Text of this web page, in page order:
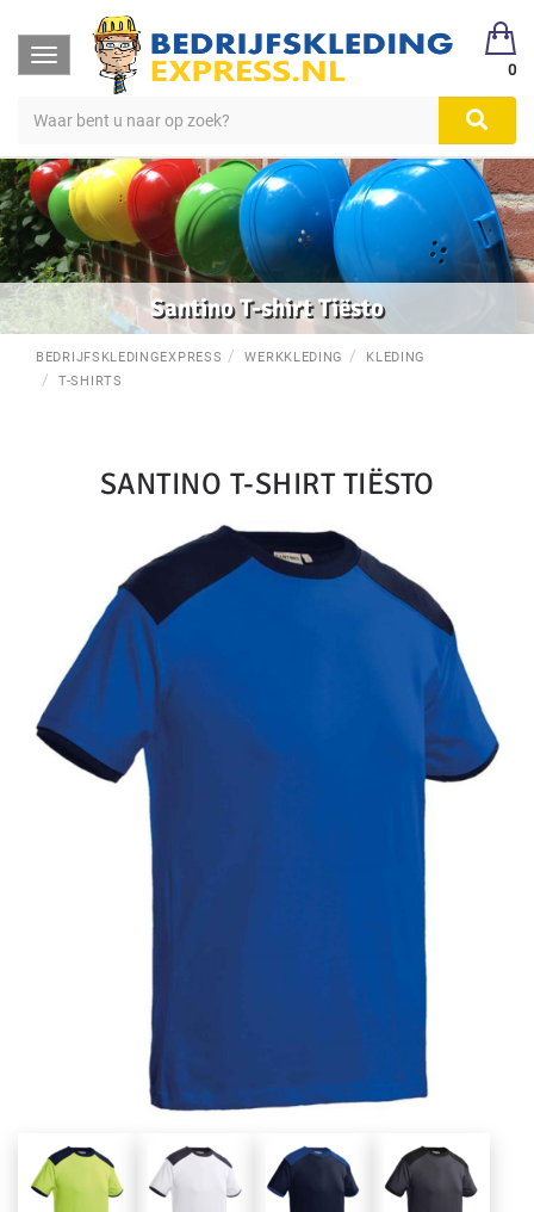
Toggle
navigation
0
Santino T-shirt Tiësto
BEDRIJFSKLEDINGEXPRESS WERKKLEDING
KLEDING
T-SHIRTS
SANTINO T-SHIRT TIËSTO